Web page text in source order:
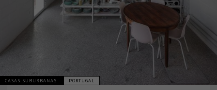
CASAS SUBURBANAS PORTUGAL